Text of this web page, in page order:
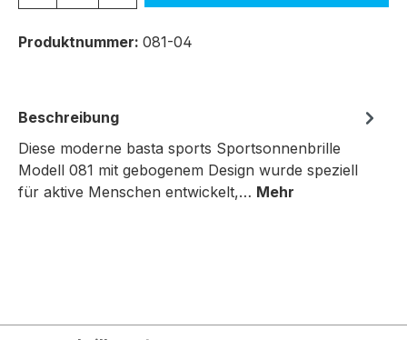
Produktnummer: 081-04
Beschreibung
Diese moderne basta sports Sportsonnenbrille
Modell 081 mit gebogenem Design wurde speziell
für aktive Menschen entwickelt,… Mehr